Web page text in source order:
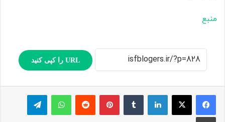
منبع
URL را کپی کنید
لینکدین ‫تامبلر پینترست‫رددیت واتس آپ تلگرام
چاپ